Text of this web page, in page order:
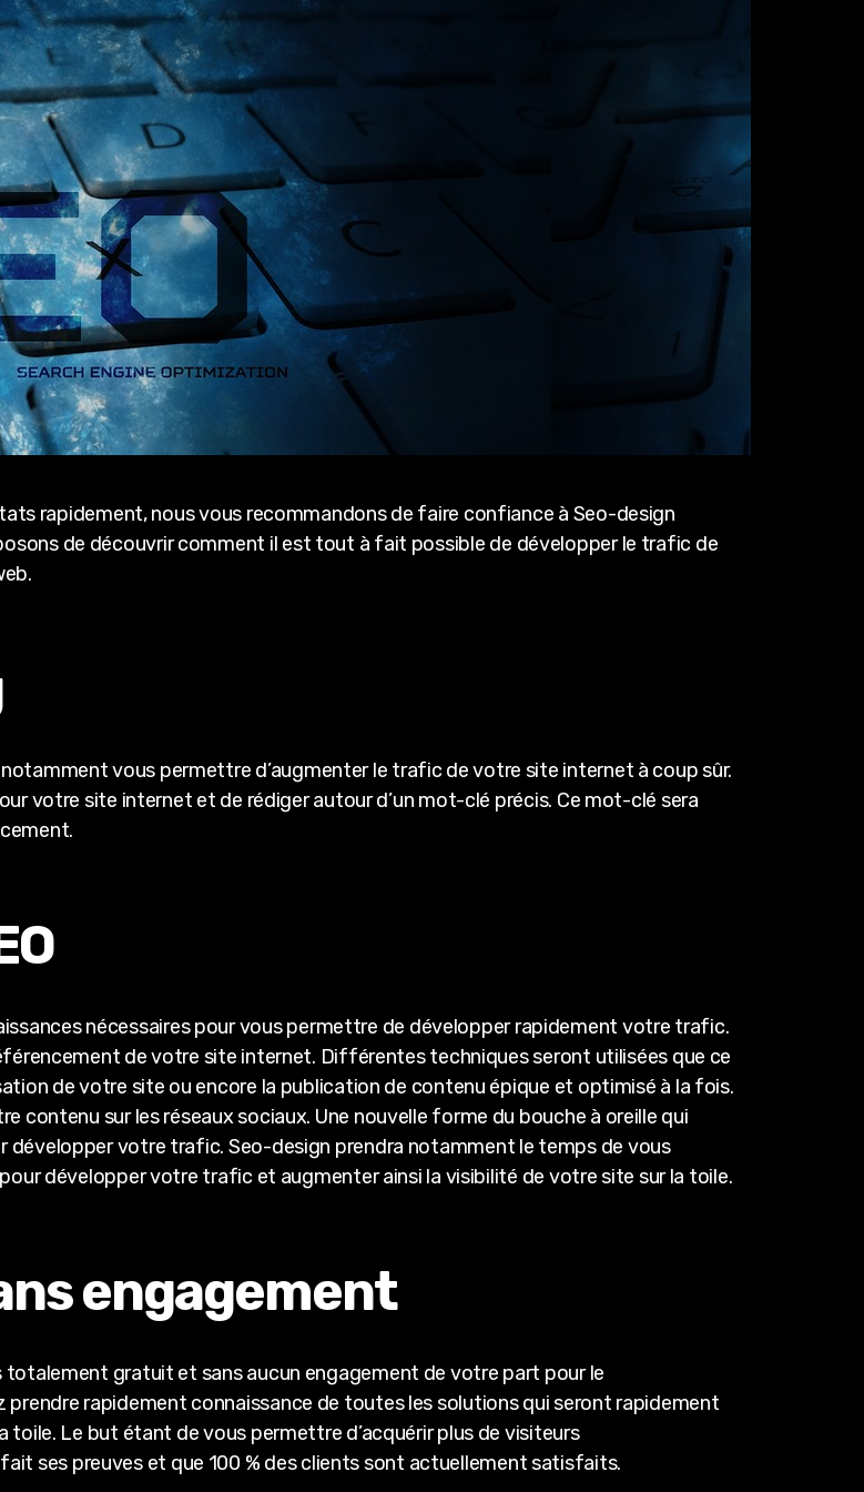
rapidement, nous vous recommandons de faire confiance à Seo-design
de découvrir comment il est tout à fait possible de développer le trafic de
vous permettre d’augmenter le trafic de votre site internet à coup sûr.
votre site internet et de rédiger autour d’un mot-clé précis. Ce mot-clé sera
nécessaires pour vous permettre de développer rapidement votre trafic.
de votre site internet. Différentes techniques seront utilisées que ce
de votre site ou encore la publication de contenu épique et optimisé à la fois.
contenu sur les réseaux sociaux. Une nouvelle forme du bouche à oreille qui
votre trafic. Seo-design prendra notamment le temps de vous
développer votre trafic et augmenter ainsi la visibilité de votre site sur la toile.
engagement
gratuit et sans aucun engagement de votre part pour le
rapidement connaissance de toutes les solutions qui seront rapidement
Le but étant de vous permettre d’acquérir plus de visiteurs
ses preuves et que 100 % des clients sont actuellement satisfaits.